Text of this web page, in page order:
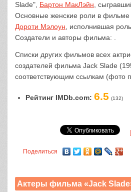
Slade", Бартон МакЛэйн ,
Основные женские роли в фильме
Дороти Мэлоун , исполнившая
Создатели и авторы фильма: .
Списки других фильмов всех
создателей фильма Jack Slade
соответствующим ссылкам (фото
Рейтинг IMDb.com: 6.5 (132)
Поделиться
Актеры фильма «Jack